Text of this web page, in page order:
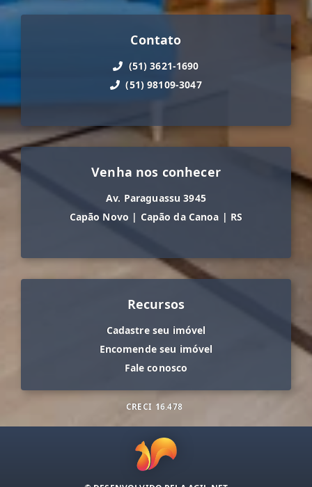
Contato
(51) 3621-1690
(51) 98109-3047
Venha nos conhecer
Av. Paraguassu 3945
Capão Novo | Capão da Canoa | RS
Recursos
Cadastre seu imóvel
Encomende seu imóvel
Fale conosco
CRECI 16.478